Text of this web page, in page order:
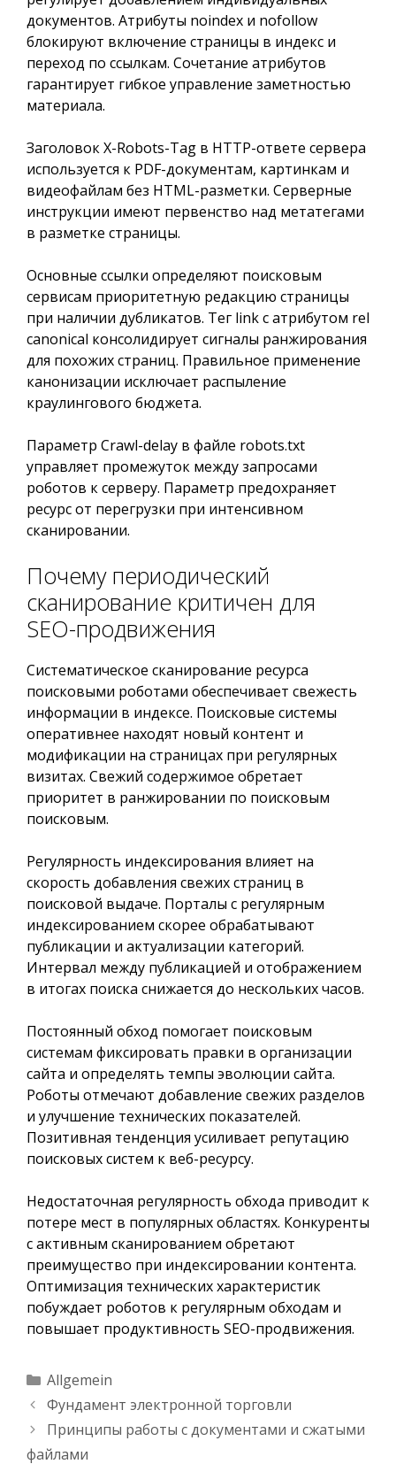
документов. Атрибуты noindex и nofollow
блокируют включение страницы в индекс и
переход по ссылкам. Сочетание атрибутов
гарантирует гибкое управление заметностью
материала.
Заголовок X-Robots-Tag в HTTP-ответе сервера
используется к PDF-документам, картинкам и
видеофайлам без HTML-разметки. Серверные
инструкции имеют первенство над метатегами
в разметке страницы.
Основные ссылки определяют поисковым
сервисам приоритетную редакцию страницы
при наличии дубликатов. Тег link с атрибутом rel
canonical консолидирует сигналы ранжирования
для похожих страниц. Правильное применение
канонизации исключает распыление
краулингового бюджета.
Параметр Crawl-delay в файле robots.txt
управляет промежуток между запросами
роботов к серверу. Параметр предохраняет
ресурс от перегрузки при интенсивном
сканировании.
Почему периодический
сканирование критичен для
SEO-продвижения
Систематическое сканирование ресурса
поисковыми роботами обеспечивает свежесть
информации в индексе. Поисковые системы
оперативнее находят новый контент и
модификации на страницах при регулярных
визитах. Свежий содержимое обретает
приоритет в ранжировании по поисковым
поисковым.
Регулярность индексирования влияет на
скорость добавления свежих страниц в
поисковой выдаче. Порталы с регулярным
индексированием скорее обрабатывают
публикации и актуализации категорий.
Интервал между публикацией и отображением
в итогах поиска снижается до нескольких часов.
Постоянный обход помогает поисковым
системам фиксировать правки в организации
сайта и определять темпы эволюции сайта.
Роботы отмечают добавление свежих разделов
и улучшение технических показателей.
Позитивная тенденция усиливает репутацию
поисковых систем к веб-ресурсу.
Недостаточная регулярность обхода приводит к
потере мест в популярных областях. Конкуренты
с активным сканированием обретают
преимущество при индексировании контента.
Оптимизация технических характеристик
побуждает роботов к регулярным обходам и
повышает продуктивность SEO-продвижения.
Kategorien
Allgemein
Фундамент электронной торговли
Принципы работы с документами и сжатыми
файлами